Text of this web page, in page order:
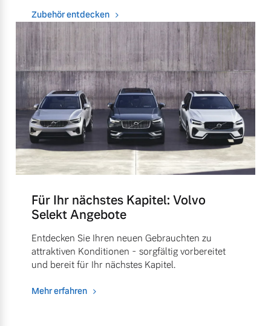
Zubehör entdecken
Für Ihr nächstes Kapitel: Volvo
Selekt Angebote
Entdecken Sie Ihren neuen Gebrauchten zu
attraktiven Konditionen - sorgfältig vorbereitet
und bereit für Ihr nächstes Kapitel.
Mehr erfahren